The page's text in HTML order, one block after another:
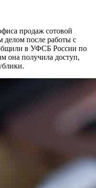
продаж сотовой
делом после работы с
в УФСБ России по
она получила доступ,